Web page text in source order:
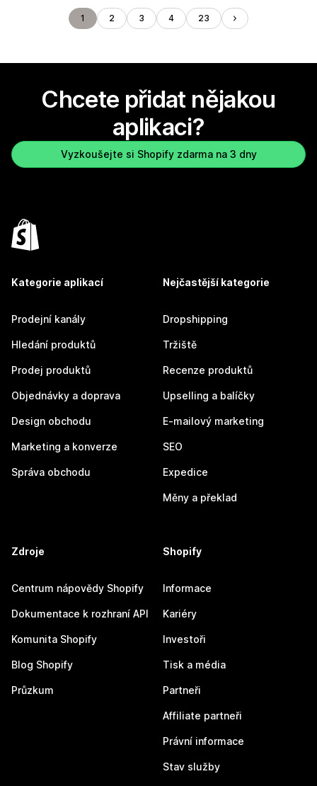
1 2 3 4 23
Chcete přidat nějakou
aplikaci?
Vyzkoušejte si Shopify zdarma na 3 dny
Kategorie aplikací
Prodejní kanály
Hledání produktů
Prodej produktů
Objednávky a doprava
Design obchodu
Marketing a konverze
Správa obchodu
Nejčastější kategorie
Dropshipping
Tržiště
Recenze produktů
Upselling a balíčky
E-mailový marketing
SEO
Expedice
Měny a překlad
Zdroje
Centrum nápovědy Shopify
Dokumentace k rozhraní API
Komunita Shopify
Blog Shopify
Průzkum
Shopify
Informace
Kariéry
Investoři
Tisk a média
Partneři
Affiliate partneři
Právní informace
Stav služby